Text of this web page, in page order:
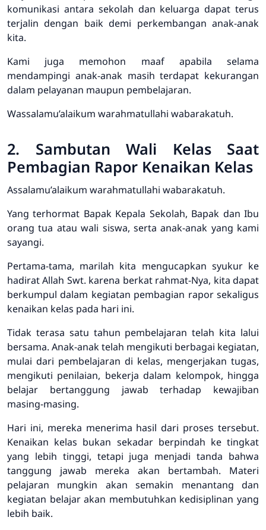
komunikasi antara sekolah dan keluarga dapat terus
terjalin dengan baik demi perkembangan anak-anak
kita.
Kami juga memohon maaf apabila selama
mendampingi anak-anak masih terdapat kekurangan
dalam pelayanan maupun pembelajaran.
Wassalamu’alaikum warahmatullahi wabarakatuh.
2. Sambutan Wali Kelas Saat
Pembagian Rapor Kenaikan Kelas
Assalamu’alaikum warahmatullahi wabarakatuh.
Yang terhormat Bapak Kepala Sekolah, Bapak dan Ibu
orang tua atau wali siswa, serta anak-anak yang kami
sayangi.
Pertama-tama, marilah kita mengucapkan syukur ke
hadirat Allah Swt. karena berkat rahmat-Nya, kita dapat
berkumpul dalam kegiatan pembagian rapor sekaligus
kenaikan kelas pada hari ini.
Tidak terasa satu tahun pembelajaran telah kita lalui
bersama. Anak-anak telah mengikuti berbagai kegiatan,
mulai dari pembelajaran di kelas, mengerjakan tugas,
mengikuti penilaian, bekerja dalam kelompok, hingga
belajar bertanggung jawab terhadap kewajiban
masing-masing.
Hari ini, mereka menerima hasil dari proses tersebut.
Kenaikan kelas bukan sekadar berpindah ke tingkat
yang lebih tinggi, tetapi juga menjadi tanda bahwa
tanggung jawab mereka akan bertambah. Materi
pelajaran mungkin akan semakin menantang dan
kegiatan belajar akan membutuhkan kedisiplinan yang
lebih baik.